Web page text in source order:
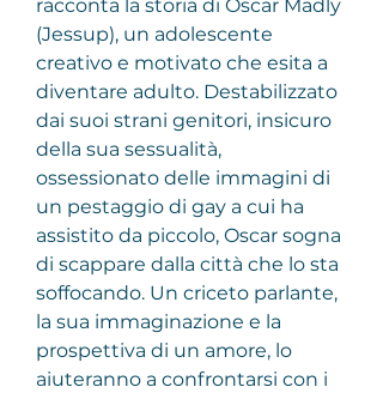
racconta la storia di Oscar Madly
(Jessup), un adolescente
creativo e motivato che esita a
diventare adulto. Destabilizzato
dai suoi strani genitori, insicuro
della sua sessualità,
ossessionato delle immagini di
un pestaggio di gay a cui ha
assistito da piccolo, Oscar sogna
di scappare dalla città che lo sta
soffocando. Un criceto parlante,
la sua immaginazione e la
prospettiva di un amore, lo
aiuteranno a confrontarsi con i